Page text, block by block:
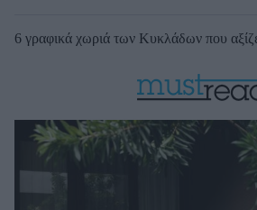
6 γραφικά χωριά των Κυκλάδων που